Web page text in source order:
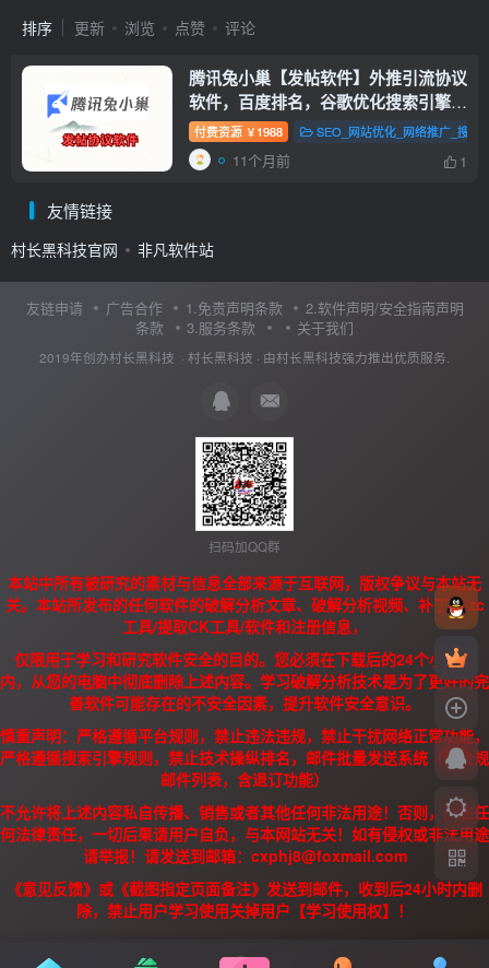
排序 更新 浏览 点赞 评论
腾讯兔小巢【发帖软件】外推引流协议
软件，百度排名，谷歌优化搜索引擎排
名
付费资源 ￥ 1988 SEO_网站优化_网络推广_搜索
11个月前 1
友情链接
村长黑科技官网 非凡软件站
友链申请 广告合作 1.免责声明条款
2.软件声明/安全指南声明
条款
3.服务条款 关于我们
2019年创办村长黑科技 · 村长黑科技 · 由村长黑科技强力推出优质服务.
扫码加QQ群
本站中所有被研究的素材与信息全部来源于互联网，版权争议与本站无
关。本站所发布的任何软件的破解分析文章、破解分析视频、补丁、/zc
工具/提取CK工具/软件和注册信息，
仅限用于学习和研究软件安全的目的。您必须在下载后的24个小时之
内，从您的电脑中彻底删除上述内容。学习破解分析技术是为了更好的完
善软件可能存在的不安全因素，提升软件安全意识。
慎重声明：严格遵循平台规则，禁止违法违规，禁止干扰网络正常功能，
严格遵循搜索引擎规则，禁止技术操纵排名，邮件批量发送系统（需合规
邮件列表，含退订功能）
不允许将上述内容私自传播、销售或者其他任何非法用途！否则，产生任
何法律责任，一切后果请用户自负，与本网站无关！如有侵权或非法用途
请举报！请发送到邮箱：cxphj8@foxmail.com
《意见反馈》或《截图指定页面备注》发送到邮件，收到后24小时内删
除，禁止用户学习使用关掉用户【学习使用权】！